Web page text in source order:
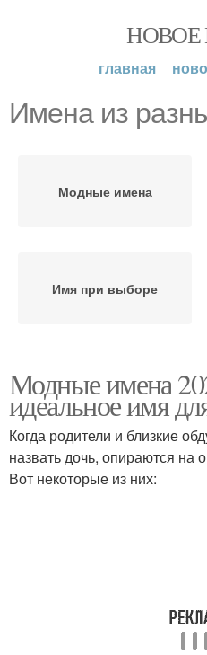
НОВОЕ
главная
Имена из
Модные имена
Имя при выборе
Современные имена
Модные имена
идеальное имя
Когда родители и близкие
назвать дочь, опираются
Вот некоторые из них: